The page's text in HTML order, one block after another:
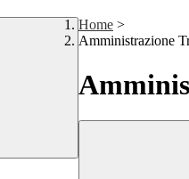
Home >
Amministrazione